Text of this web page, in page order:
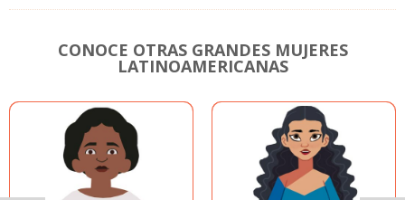
CONOCE OTRAS GRANDES MUJERES
LATINOAMERICANAS